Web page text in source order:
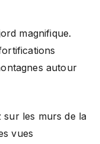
magnifique.
autour
sur les murs de la
vues